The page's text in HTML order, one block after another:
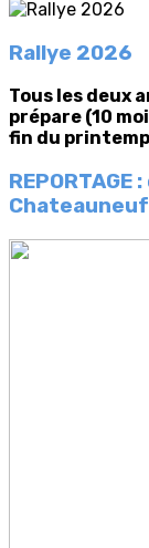
Rallye 2026
Tous les deux
prépare (10
fin du
Chateauneuf